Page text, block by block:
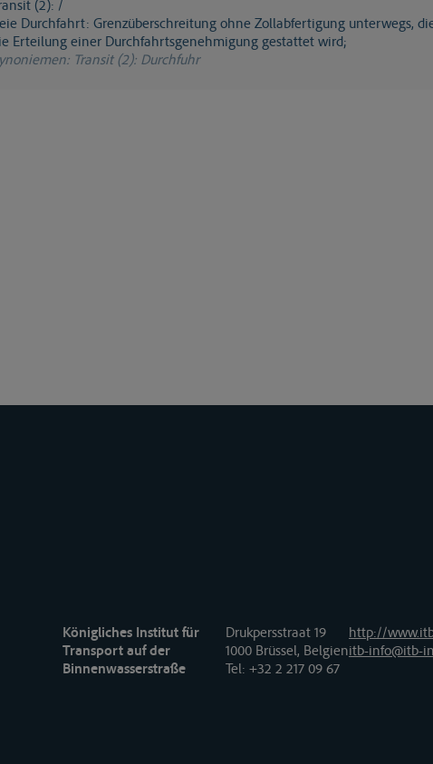
(2): /
Durchfahrt: Grenzüberschreitung ohne Zollabfertigung unterwegs,
Erteilung einer Durchfahrtsgenehmigung gestattet wird;
: Transit (2): Durchfuhr
Königliches Institut für
Transport auf der
Binnenwasserstraße
Drukpersstraat 19
1000 Brüssel, Belgien
Tel: +32 2 217 09 67
http://
itb-info@itb-